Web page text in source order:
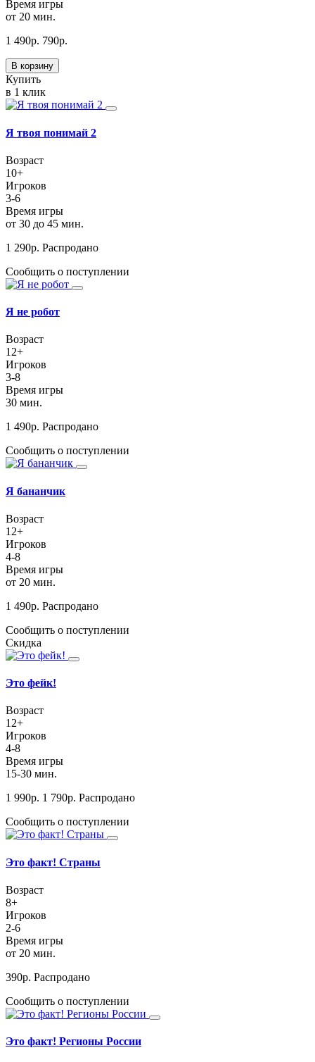
Время игры
от 20 мин.
1 490р. 790р.
В корзину
Купить
в 1 клик
Я твоя понимай 2
Возраст
10+
Игроков
3-6
Время игры
от 30 до 45 мин.
1 290р. Распродано
Сообщить о поступлении
Я не робот
Возраст
12+
Игроков
3-8
Время игры
30 мин.
1 490р. Распродано
Сообщить о поступлении
Я бананчик
Возраст
12+
Игроков
4-8
Время игры
от 20 мин.
1 490р. Распродано
Сообщить о поступлении
Скидка
Это фейк!
Возраст
12+
Игроков
4-8
Время игры
15-30 мин.
1 990р. 1 790р. Распродано
Сообщить о поступлении
Это факт! Страны
Возраст
8+
Игроков
2-6
Время игры
от 20 мин.
390р. Распродано
Сообщить о поступлении
Это факт! Регионы России